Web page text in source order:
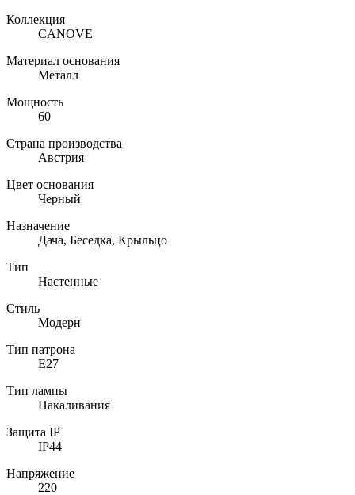
Коллекция
CANOVE
Материал основания
Металл
Мощность
60
Страна производства
Австрия
Цвет основания
Черный
Назначение
Дача, Беседка, Крыльцо
Тип
Настенные
Стиль
Модерн
Тип патрона
E27
Тип лампы
Накаливания
Защита IP
IP44
Напряжение
220